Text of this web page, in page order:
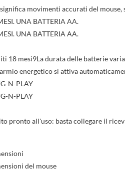
movimenti accurati del mouse,
UNA BATTERIA AA.
UNA BATTERIA AA.
18 mesi9La durata delle batterie
energetico si attiva
N-PLAY
N-PLAY
pronto all'uso: basta collegare il
del mouse